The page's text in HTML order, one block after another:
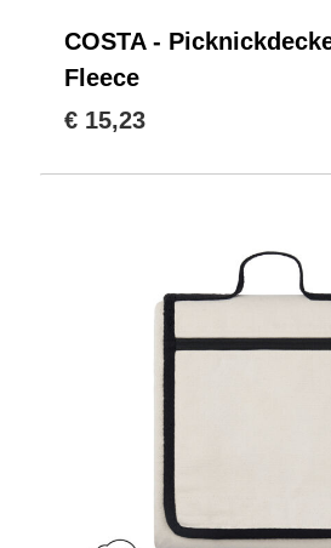
COSTA -
Fleece
€ 15,23